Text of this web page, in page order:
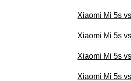
Xiaomi Mi 5s
Xiaomi Mi 5s
Xiaomi Mi 5s
Xiaomi Mi 5s